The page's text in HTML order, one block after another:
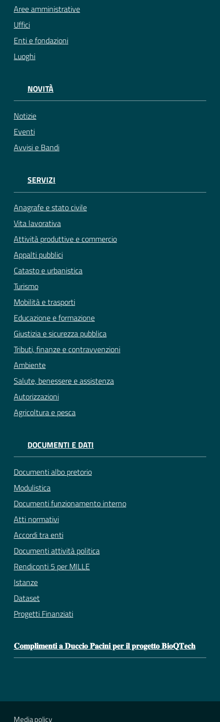
Aree amministrative
Uffici
Enti e fondazioni
Luoghi
NOVITÀ
Notizie
Eventi
Avvisi e Bandi
SERVIZI
Anagrafe e stato civile
Vita lavorativa
Attività produttive e commercio
Appalti pubblici
Catasto e urbanistica
Turismo
Mobilità e trasporti
Educazione e formazione
Giustizia e sicurezza pubblica
Tributi, finanze e contravvenzioni
Ambiente
Salute, benessere e assistenza
Autorizzazioni
Agricoltura e pesca
DOCUMENTI E DATI
Documenti albo pretorio
Modulistica
Documenti funzionamento interno
Atti normativi
Accordi tra enti
Documenti attività politica
Rendiconti 5 per MILLE
Istanze
Dataset
Progetti Finanziati
𝐂𝐨𝐦𝐩𝐥𝐢𝐦𝐞𝐧𝐭𝐢 𝐚 𝐃𝐮𝐜𝐜𝐢𝐨 𝐏𝐚𝐜𝐢𝐧𝐢 𝐩𝐞𝐫 𝐢𝐥 𝐩𝐫𝐨𝐠𝐞𝐭𝐭𝐨 𝐁𝐢𝐨𝐐𝐓𝐞𝐜𝐡
Media policy